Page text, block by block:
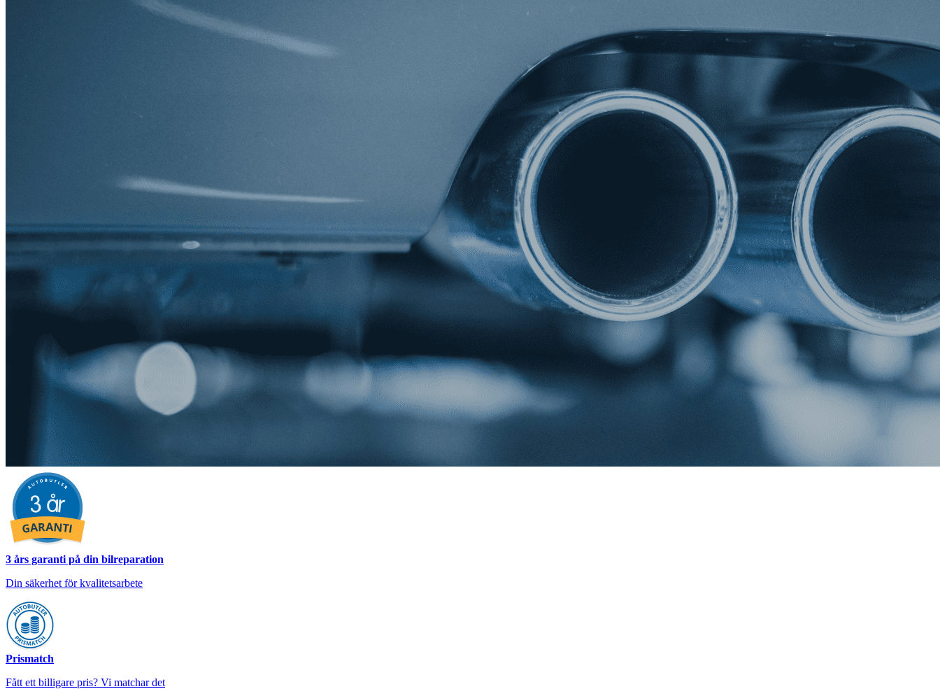
3 års garanti på din bilreparation
Din säkerhet för kvalitetsarbete
Prismatch
Fått ett billigare pris? Vi matchar det